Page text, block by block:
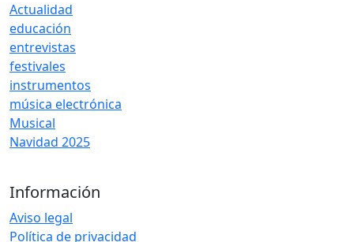
Actualidad
educación
entrevistas
festivales
instrumentos
música electrónica
Musical
Navidad 2025
Información
Aviso legal
Política de privacidad